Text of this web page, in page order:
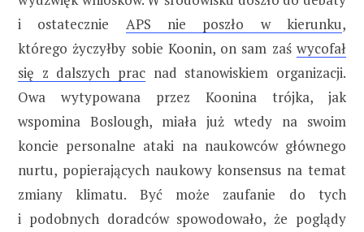
i ostatecznie APS nie poszło w kierunku,
którego życzyłby sobie Koonin, on sam zaś wycofał
się z dalszych prac nad stanowiskiem organizacji.
Owa wytypowana przez Koonina trójka, jak
wspomina Boslough, miała już wtedy na swoim
koncie personalne ataki na naukowców głównego
nurtu, popierających naukowy konsensus na temat
zmiany klimatu. Być może zaufanie do tych
i podobnych doradców spowodowało, że poglądy